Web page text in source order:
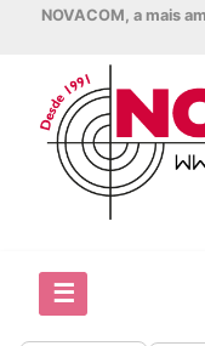
NOVACOM, a mais
☰